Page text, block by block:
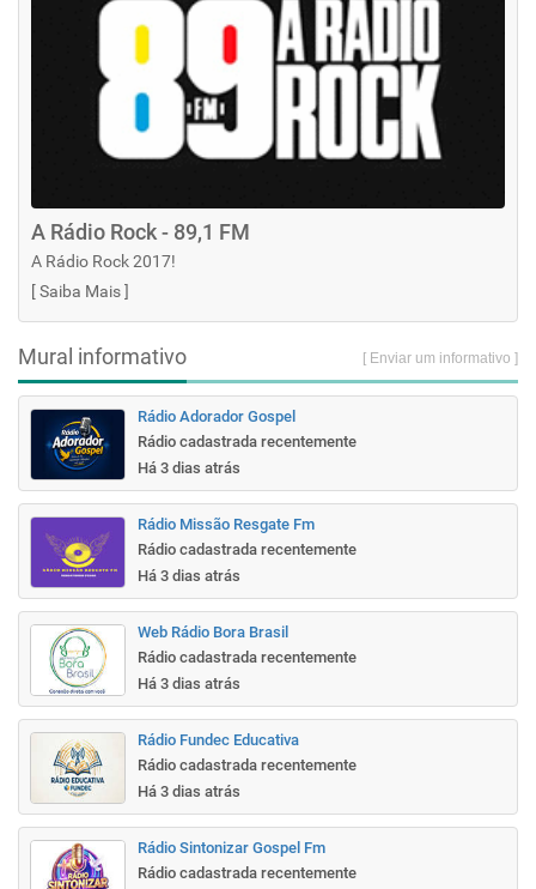
A Rádio Rock - 89,1 FM
A Rádio Rock 2017!
[Saiba Mais]
Mural informativo [ Enviar um informativo ]
Rádio Adorador Gospel
Rádio cadastrada recentemente
Há 3 dias atrás
Rádio Missão Resgate Fm
Rádio cadastrada recentemente
Há 3 dias atrás
Web Rádio Bora Brasil
Rádio cadastrada recentemente
Há 3 dias atrás
Rádio Fundec Educativa
Rádio cadastrada recentemente
Há 3 dias atrás
Rádio Sintonizar Gospel Fm
Rádio cadastrada recentemente